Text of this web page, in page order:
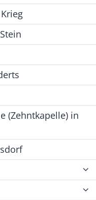
(Zehntkapelle) in